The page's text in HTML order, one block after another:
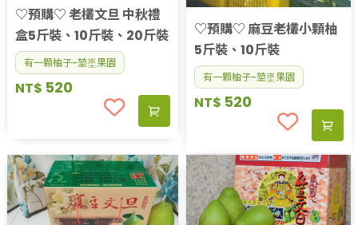
原民特區
農會商品
大量採購優惠專區
農業策略聯盟 送禮專區
優質水果
♡預購♡ 老欉文旦 中秋禮
盒5斤裝、10斤裝、20斤裝
有一顆柚子-堃埊果園
NT$ 520
♡預購♡ 麻豆老欉小顆柚
5斤裝、10斤裝
有一顆柚子-堃埊果園
NT$ 520